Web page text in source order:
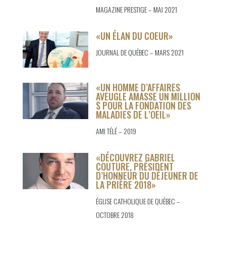
MAGAZINE PRESTIGE – MAI 2021
«UN ÉLAN DU COEUR»
JOURNAL DE QUÉBEC – MARS 2021
«UN HOMME D’AFFAIRES
AVEUGLE AMASSE UN MILLION
$ POUR LA FONDATION DES
MALADIES DE L’OEIL»
AMI TÉLÉ – 2019
«DÉCOUVREZ GABRIEL
COUTURE, PRÉSIDENT
D’HONNEUR DU DÉJEUNER DE
LA PRIÈRE 2018»
ÉGLISE CATHOLIQUE DE QUÉBEC –
OCTOBRE 2018